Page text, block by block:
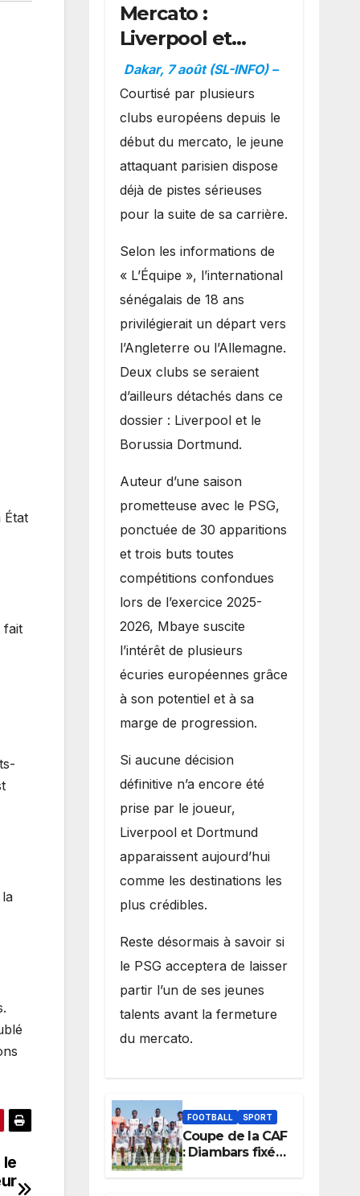
État
fait
Mercato :
Liverpool et
Dortmund se
positionnent en
favoris pour
recruter Ibrahim
Mbaye
Dakar, 7 août (SL-INFO) –
Courtisé par plusieurs
clubs européens depuis le
début du mercato, le jeune
attaquant parisien dispose
déjà de pistes sérieuses
pour la suite de sa carrière.
Selon les informations de
« L’Équipe », l’international
sénégalais de 18 ans
privilégierait un départ vers
l’Angleterre ou l’Allemagne.
Deux clubs se seraient
d’ailleurs détachés dans ce
dossier : Liverpool et le
Borussia Dortmund.
Auteur d’une saison
prometteuse avec le PSG,
ponctuée de 30 apparitions
et trois buts toutes
compétitions confondues
lors de l’exercice 2025-
2026, Mbaye suscite
l’intérêt de plusieurs
écuries européennes grâce
à son potentiel et à sa
marge de progression.
Si aucune décision
définitive n’a encore été
prise par le joueur,
Liverpool et Dortmund
apparaissent aujourd’hui
comme les destinations les
plus crédibles.
Reste désormais à savoir si
le PSG acceptera de laisser
partir l’un de ses jeunes
talents avant la fermeture
du mercato.
FOOTBALL SPORT
Coupe de la CAF
: Diambars fixé
sur son destin